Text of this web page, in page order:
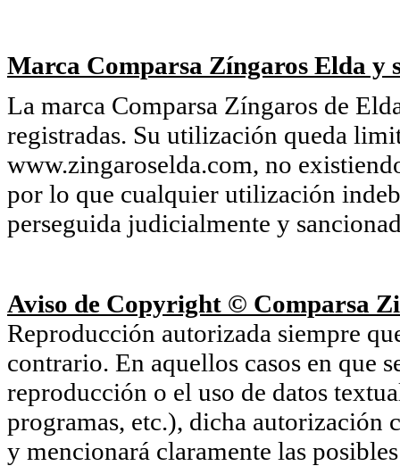
Marca Comparsa Zíngaros Elda y
La marca Comparsa Zíngaros de
registradas. Su utilización queda
www.zingaroselda.com, no
por lo que cualquier utilización
perseguida judicialmente y
Aviso de Copyright © Comparsa
Reproducción autorizada siempre
contrario. En aquellos casos en que
reproducción o el uso de datos
programas, etc.), dicha autorización
y mencionará claramente las